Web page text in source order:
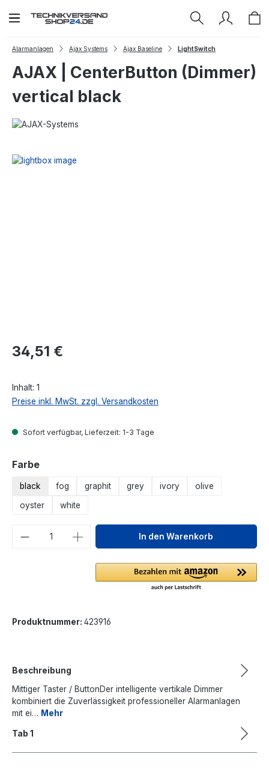
Zum Hauptinhalt springen
Alarmanlagen Ajax Systems Ajax Baseline LightSwitch
AJAX | CenterButton (Dimmer)
vertical black
Regulärer Preis:
34,51 €
Inhalt: 1
Preise inkl. MwSt. zzgl. Versandkosten
Sofort verfügbar, Lieferzeit: 1-3 Tage
Farbeauswählen
black fog graphit grey ivory
olive
oyster
white
Produkt Anzahl: Gib denIn den Warenkorb
Produktnummer: 423916
Beschreibung
Mittiger Taster / ButtonDer intelligente vertikale Dimmer
kombiniert die Zuverlässigkeit professioneller Alarmanlagen
mit ei… Mehr
Tab 1